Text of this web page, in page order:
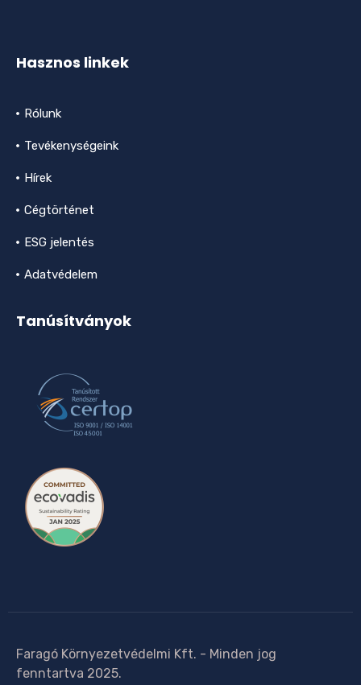
Hasznos linkek
Rólunk
Tevékenységeink
Hírek
Cégtörténet
ESG jelentés
Adatvédelem
Tanúsítványok
Faragó Környezetvédelmi Kft. - Minden jog
fenntartva 2025.